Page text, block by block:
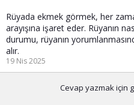
Rüyada ekmek görmek, her
arayışına işaret eder. Rüyanın
durumu, rüyanın
alır.
19 Nis 2025
Cevap yazmak için